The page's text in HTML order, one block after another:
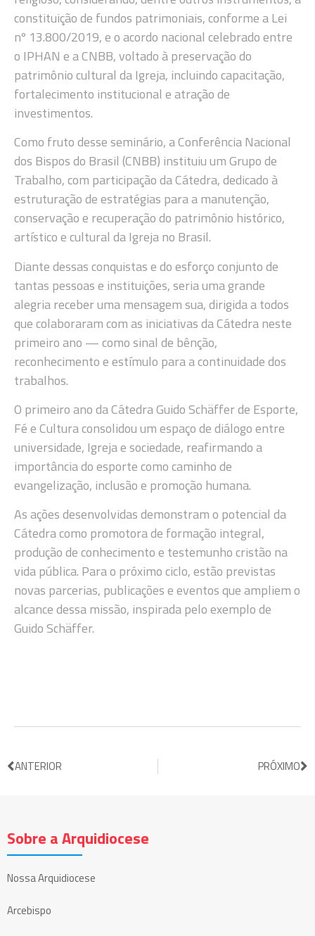
constituição de fundos patrimoniais, conforme a Lei
nº 13.800/2019, e o acordo nacional celebrado entre
o IPHAN e a CNBB, voltado à preservação do
patrimônio cultural da Igreja, incluindo capacitação,
fortalecimento institucional e atração de
investimentos.
Como fruto desse seminário, a Conferência Nacional
dos Bispos do Brasil (CNBB) instituiu um Grupo de
Trabalho, com participação da Cátedra, dedicado à
estruturação de estratégias para a manutenção,
conservação e recuperação do patrimônio histórico,
artístico e cultural da Igreja no Brasil.
Diante dessas conquistas e do esforço conjunto de
tantas pessoas e instituições, seria uma grande
alegria receber uma mensagem sua, dirigida a todos
que colaboraram com as iniciativas da Cátedra neste
primeiro ano — como sinal de bênção,
reconhecimento e estímulo para a continuidade dos
trabalhos.
O primeiro ano da Cátedra Guido Schäffer de Esporte,
Fé e Cultura consolidou um espaço de diálogo entre
universidade, Igreja e sociedade, reafirmando a
importância do esporte como caminho de
evangelização, inclusão e promoção humana.
As ações desenvolvidas demonstram o potencial da
Cátedra como promotora de formação integral,
produção de conhecimento e testemunho cristão na
vida pública. Para o próximo ciclo, estão previstas
novas parcerias, publicações e eventos que ampliem o
alcance dessa missão, inspirada pelo exemplo de
Guido Schäffer.
ANTERIOR PRÓXIMO
Sobre a Arquidiocese
Nossa Arquidiocese
Arcebispo